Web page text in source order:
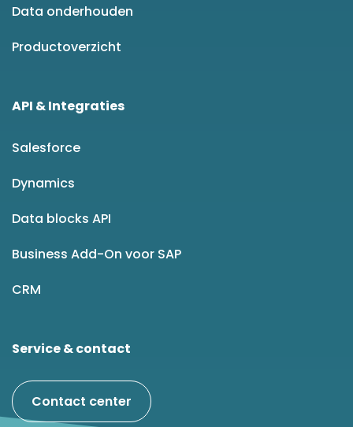
Data onderhouden
Productoverzicht
API & Integraties
Salesforce
Dynamics
Data blocks API
Business Add-On voor SAP
CRM
Service & contact
Contact center